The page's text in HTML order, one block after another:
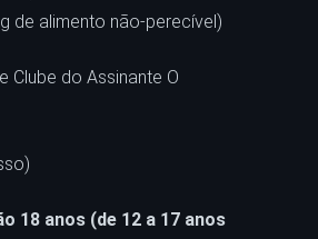
de alimento não-perecível)
Clube do Assinante O
18 anos (de 12 a 17 anos